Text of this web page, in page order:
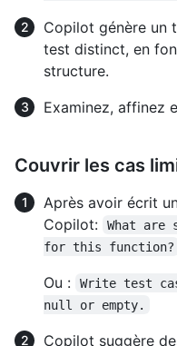
Copilot génère un
test distinct, en
structure.
Examinez, affinez
Couvrir les cas
Après avoir écrit
Copilot:
What are
for this function?
Ou :
Write test
null or empty.
Copilot suggère